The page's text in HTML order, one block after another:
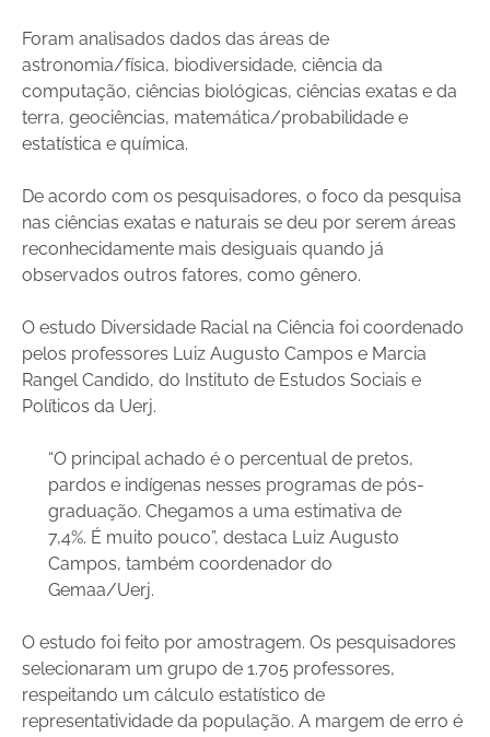
Foram analisados dados das áreas de
astronomia/física, biodiversidade, ciência da
computação, ciências biológicas, ciências exatas e da
terra, geociências, matemática/probabilidade e
estatística e química.
De acordo com os pesquisadores, o foco da pesquisa
nas ciências exatas e naturais se deu por serem áreas
reconhecidamente mais desiguais quando já
observados outros fatores, como gênero.
O estudo Diversidade Racial na Ciência foi coordenado
pelos professores Luiz Augusto Campos e Marcia
Rangel Candido, do Instituto de Estudos Sociais e
Políticos da Uerj.
“O principal achado é o percentual de pretos,
pardos e indígenas nesses programas de pós-
graduação. Chegamos a uma estimativa de
7,4%. É muito pouco”, destaca Luiz Augusto
Campos, também coordenador do
Gemaa/Uerj.
O estudo foi feito por amostragem. Os pesquisadores
selecionaram um grupo de 1.705 professores,
respeitando um cálculo estatístico de
representatividade da população. A margem de erro é